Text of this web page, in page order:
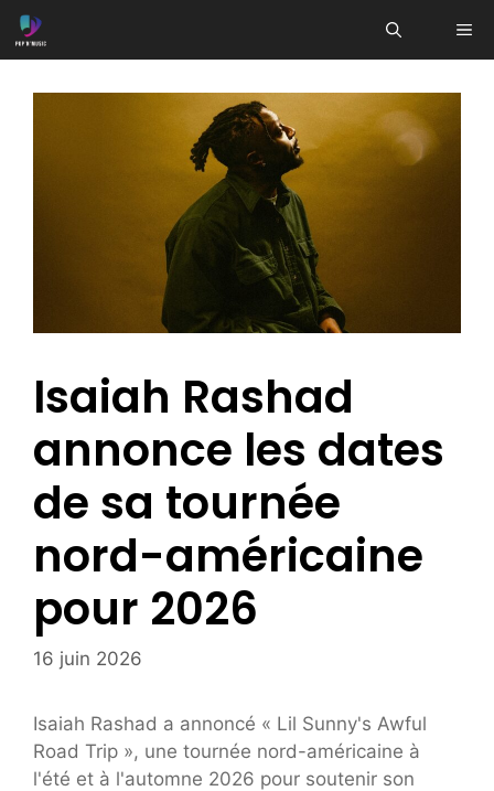
Aller
au
Isaiah Rashad
annonce les dates
de sa tournée
nord-américaine
pour 2026
16 juin 2026
Isaiah Rashad a annoncé « Lil Sunny's Awful
Road Trip », une tournée nord-américaine à
l'été et à l'automne 2026 pour soutenir son